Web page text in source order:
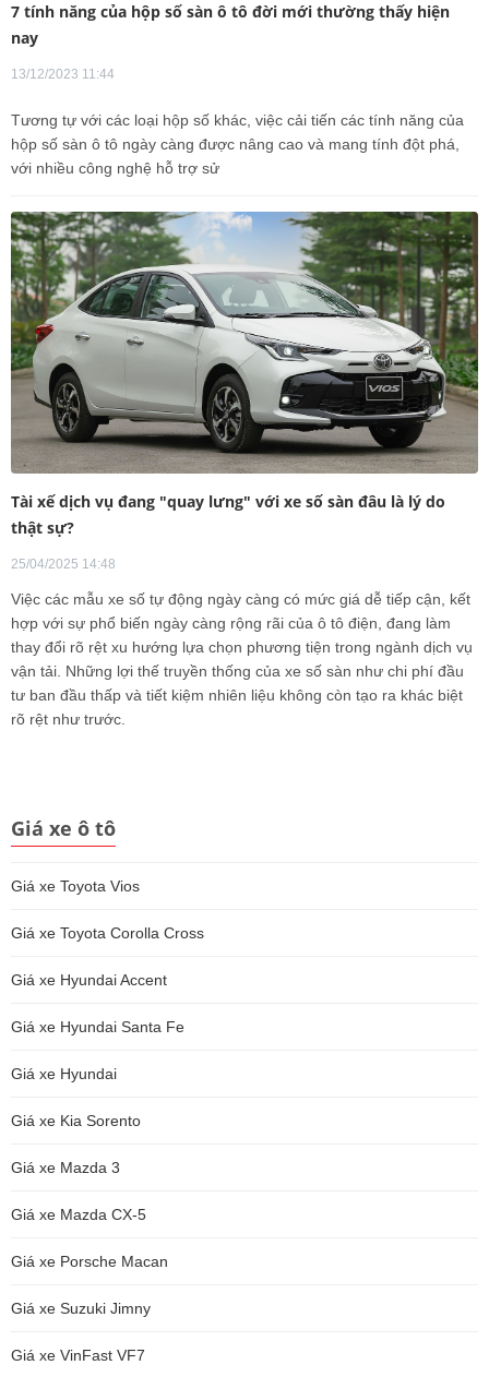
7 tính năng của hộp số sàn ô tô đời mới thường thấy hiện
nay
13/12/2023 11:44
Tương tự với các loại hộp số khác, việc cải tiến các tính năng của
hộp số sàn ô tô ngày càng được nâng cao và mang tính đột phá,
với nhiều công nghệ hỗ trợ sử
Tài xế dịch vụ đang "quay lưng" với xe số sàn đâu là lý do
thật sự?
25/04/2025 14:48
Việc các mẫu xe số tự động ngày càng có mức giá dễ tiếp cận, kết
hợp với sự phổ biến ngày càng rộng rãi của ô tô điện, đang làm
thay đổi rõ rệt xu hướng lựa chọn phương tiện trong ngành dịch vụ
vận tải. Những lợi thế truyền thống của xe số sàn như chi phí đầu
tư ban đầu thấp và tiết kiệm nhiên liệu không còn tạo ra khác biệt
rõ rệt như trước.
Giá xe ô tô
Giá xe Toyota Vios
Giá xe Toyota Corolla Cross
Giá xe Hyundai Accent
Giá xe Hyundai Santa Fe
Giá xe Hyundai
Giá xe Kia Sorento
Giá xe Mazda 3
Giá xe Mazda CX-5
Giá xe Porsche Macan
Giá xe Suzuki Jimny
Giá xe VinFast VF7